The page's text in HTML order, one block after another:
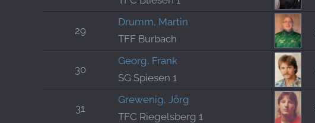
29
Drumm, Martin
TFF Burbach
30
Georg, Frank
SG Spiesen 1
31
Grewenig, Jörg
TFC Riegelsberg 1